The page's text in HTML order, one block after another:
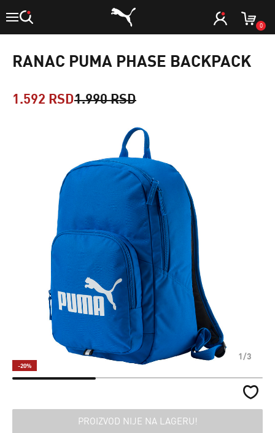
0
RANAC PUMA PHASE BACKPACK
1.592 RSD1.990 RSD
1/3
-20%
PROIZVOD NIJE NA LAGERU!